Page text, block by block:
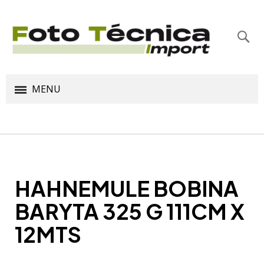
MENU
HAHNEMULE BOBINA
BARYTA 325 G 111CM X
12MTS